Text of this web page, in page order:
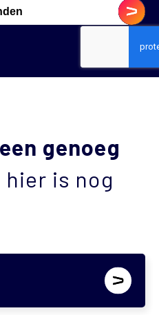
genoeg
hier is nog